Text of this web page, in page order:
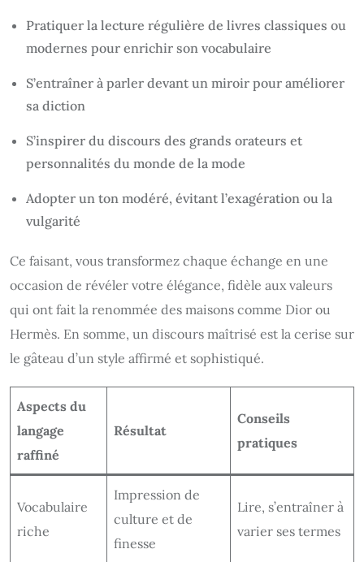
Pratiquer la lecture régulière de livres classiques ou
modernes pour enrichir son vocabulaire
S’entraîner à parler devant un miroir pour améliorer
sa diction
S’inspirer du discours des grands orateurs et
personnalités du monde de la mode
Adopter un ton modéré, évitant l’exagération ou la
vulgarité
Ce faisant, vous transformez chaque échange en une
occasion de révéler votre élégance, fidèle aux valeurs
qui ont fait la renommée des maisons comme Dior ou
Hermès. En somme, un discours maîtrisé est la cerise sur
le gâteau d’un style affirmé et sophistiqué.
Aspects du
langage
raffiné
Résultat
Conseils
pratiques
Vocabulaire
riche
Impression de
culture et de
finesse
Lire, s’entraîner à
varier ses termes